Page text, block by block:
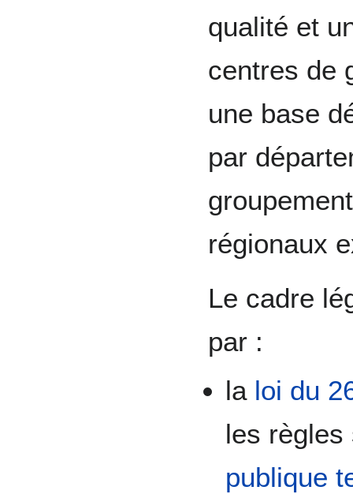
qualité et
centres de
une base
par
régionaux
Le cadre
par :
la loi du
les
publique